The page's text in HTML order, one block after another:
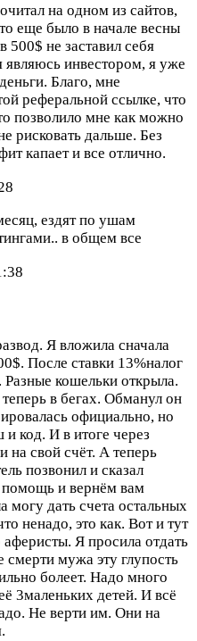
на одном из сайтов,
еще было в начале весны
500$ не заставил себя
являюсь инвестором, я уже
Благо, мне
реферальной ссылке, что
позволило мне как можно
рисковать дальше. Без
капает и все отлично.
ездят по ушам
в общем все
Я вложила сначала
После ставки 13%налог
кошельки открыла.
в бегах. Обманул он
официально, но
код. И в итоге через
на свой счёт. А теперь
позвонил и сказал
помощь и вернём вам
могу дать счета остальных
ненадо, это как. Вот и тут
аферисты. Я просила отдать
смерти мужа эту глупость
болеет. Надо много
3маленьких детей. И всё
Не верти им. Они на